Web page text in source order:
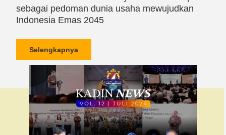
sebagai pedoman dunia usaha mewujudkan
Indonesia Emas 2045
Selengkapnya